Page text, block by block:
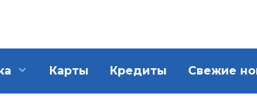
Карты Кредиты Свежие